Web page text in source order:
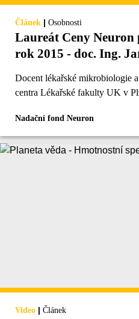
Článek | Osobnosti
Laureát Ceny Neuron
rok 2015 - doc. Ing.
Docent lékařské mikrobiologie
centra Lékařské fakulty UK v
Nadační fond Neuron
Video | Článek